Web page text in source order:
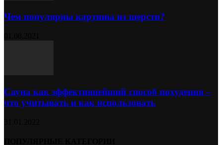
Чем популярны картины из шерсти?
Сауна как эффективнейший способ похудения –
что учитывать и как использовать